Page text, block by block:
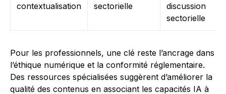
contextualisation
sectorielle
discussion
sectorielle
Pour les professionnels, une clé reste l’ancrage dans
l’éthique numérique et la conformité réglementaire.
Des ressources spécialisées suggèrent d’améliorer la
qualité des contenus en associant les capacités IA à